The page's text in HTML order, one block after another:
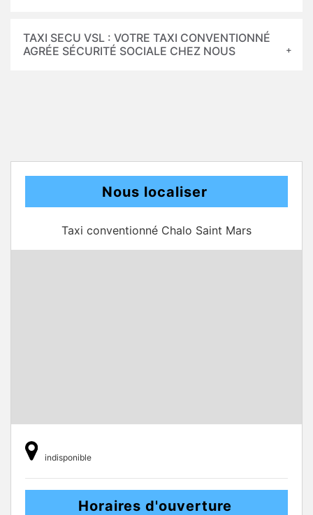
TAXI SECU VSL : VOTRE TAXI CONVENTIONNÉ
AGRÉE SÉCURITÉ SOCIALE CHEZ NOUS
Nous localiser
Taxi conventionné Chalo Saint Mars
indisponible
Horaires d'ouverture